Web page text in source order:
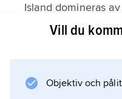
Island domineras
fjordlandskap med
världens största
Vill du
Objektiv och